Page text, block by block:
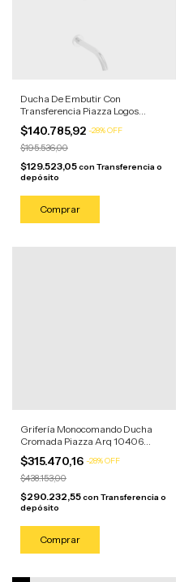
Ducha De Embutir Con
Transferencia Piazza Logos
22306
$140.785,92 -28%OFF
$195.536,00
$129.523,05con Transferencia o
depósito
Grifería Monocomando Ducha
Cromada Piazza Arq 10406
Cromado
$315.470,16 -28%OFF
$438.153,00
$290.232,55con Transferencia o
depósito